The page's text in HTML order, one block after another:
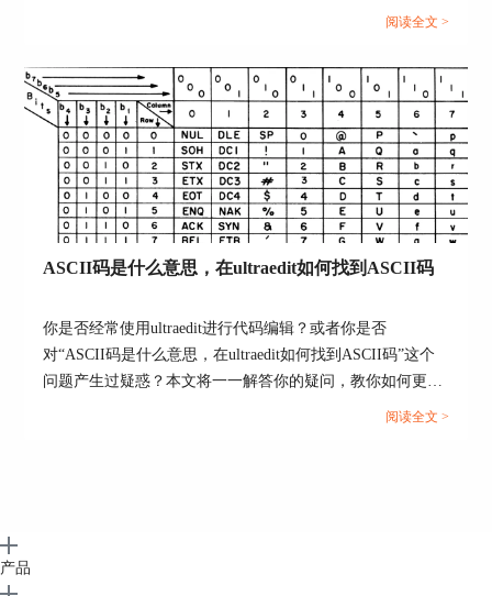
何在UltraEdit中实现Perl关键词的高亮显示，以及如何设置
的好处。让我们一起来学习这些有关UltraEdit的技巧和优
势。...
阅读全文 >
ASCII码是什么意思，在ultraedit如何找到ASCII码
你是否经常使用ultraedit进行代码编辑？或者你是否
对“ASCII码是什么意思，在ultraedit如何找到ASCII码”这个
问题产生过疑惑？本文将一一解答你的疑问，教你如何更高
阅读全文 >
产品